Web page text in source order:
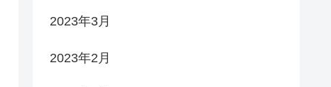
2023年3月
2023年2月